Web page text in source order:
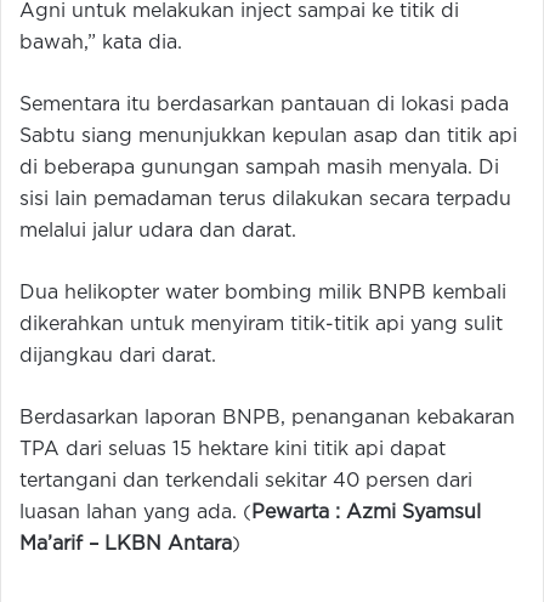
Agni untuk melakukan inject sampai ke titik di
bawah,” kata dia.
Sementara itu berdasarkan pantauan di lokasi pada
Sabtu siang menunjukkan kepulan asap dan titik api
di beberapa gunungan sampah masih menyala. Di
sisi lain pemadaman terus dilakukan secara terpadu
melalui jalur udara dan darat.
Dua helikopter water bombing milik BNPB kembali
dikerahkan untuk menyiram titik-titik api yang sulit
dijangkau dari darat.
Berdasarkan laporan BNPB, penanganan kebakaran
TPA dari seluas 15 hektare kini titik api dapat
tertangani dan terkendali sekitar 40 persen dari
luasan lahan yang ada. ( Pewarta : Azmi Syamsul
Ma’arif – LKBN Antara)